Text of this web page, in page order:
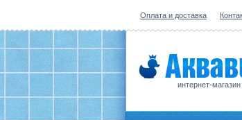
Оплата и доставка
интернет-